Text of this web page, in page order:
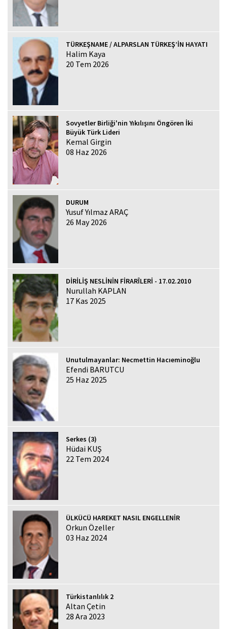
TÜRKEŞNAME / ALPARSLAN TÜRKEŞ’İN HAYATI
Halim Kaya
20 Tem 2026
Sovyetler Birliği'nin Yıkılışını Öngören İki
Büyük Türk Lideri
Kemal Girgin
08 Haz 2026
DURUM
Yusuf Yılmaz ARAÇ
26 May 2026
DİRİLİŞ NESLİNİN FİRARÎLERİ - 17.02.2010
Nurullah KAPLAN
17 Kas 2025
Unutulmayanlar: Necmettin Hacıeminoğlu
Efendi BARUTCU
25 Haz 2025
Serkes (3)
Hüdai KUŞ
22 Tem 2024
ÜLKÜCÜ HAREKET NASIL ENGELLENİR
Orkun Özeller
03 Haz 2024
Türkistanlılık 2
Altan Çetin
28 Ara 2023